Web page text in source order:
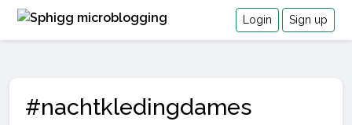
Login Sign up
#nachtkledingdames